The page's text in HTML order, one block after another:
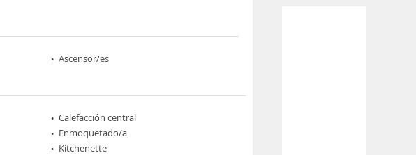
Ascensor/es
Calefacción central
Enmoquetado/a
Kitchenette